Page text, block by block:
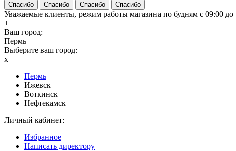
Спасибо Спасибо Спасибо Спасибо
Уважаемые клиенты, режим работы магазина по будням с 09:00 до
+
Ваш город:
Пермь
Выберите ваш город:
x
Пермь
Ижевск
Воткинск
Нефтекамск
Личный кабинет:
Избранное
Написать директору